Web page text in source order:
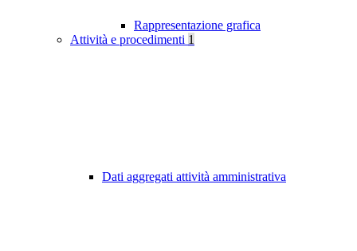
Rappresentazione grafica
Attività e procedimenti 1
Dati aggregati attività amministrativa